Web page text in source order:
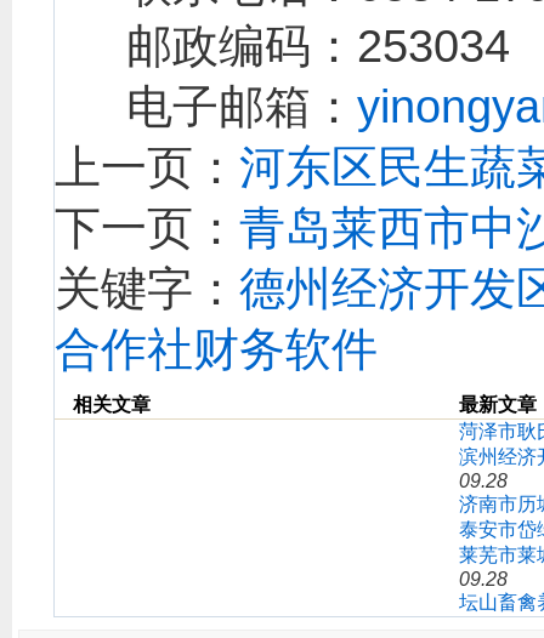
邮政编码：253034
电子邮箱：
上一页： 河东区民生蔬
下一页： 青岛莱西市中
关键字： 德州经济开发
合作社财务软件
相关文章
最新文章
菏泽市耿
滨州经济
09.28
济南市历
泰安市岱
莱芜市莱
09.28
坛山畜禽